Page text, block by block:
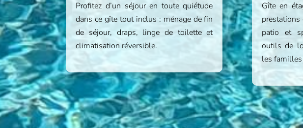
Profitez d’un séjour en toute quiétude
dans ce gîte tout inclus : ménage de fin
de séjour, draps, linge de toilette et
climatisation réversible.
Gîte en
patio et
outils de
les